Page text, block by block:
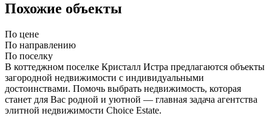
Похожие объекты
По цене
По направлению
По поселку
В коттеджном поселке Кристалл Истра предлагаются объекты
загородной недвижимости с индивидуальными
достоинствами. Помочь выбрать недвижимость, которая
станет для Вас родной и уютной — главная задача агентства
элитной недвижимости Choice Estate.